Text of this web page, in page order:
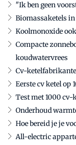
"Ik ben geen
Biomassaketels
Koolmonoxide
Compacte
koudwatervrees
Cv-
Eerste cv ketel op
Test met 1000
Onderhoud
Hoe bereid je je
All-electric